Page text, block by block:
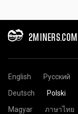
2MINERS.COM
English Русский
Deutsch
Polski
Magyar
ภาษาไทย